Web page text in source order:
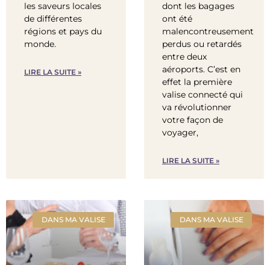
les saveurs locales
de différentes
régions et pays du
monde.
LIRE LA SUITE »
dont les bagages
ont été
malencontreusement
perdus ou retardés
entre deux
aéroports. C’est en
effet la première
valise connecté qui
va révolutionner
votre façon de
voyager,
LIRE LA SUITE »
DANS MA VALISE DANS MA VALISE